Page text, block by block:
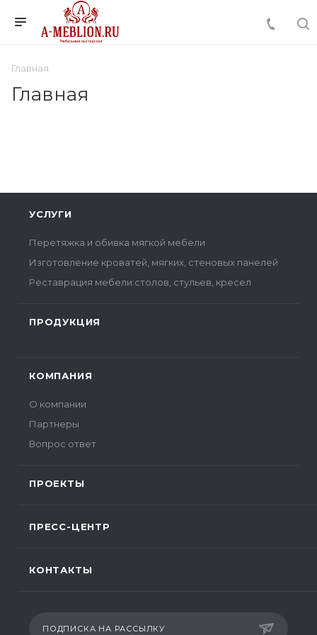
Главная
Главная
УСЛУГИ
Перетяжка и обивка мягкой мебели
Изготовление кроватей, мягких, стеновых панелей
Реставрация мебели:столов, стульев, кресел
ПРОДУКЦИЯ
КОМПАНИЯ
О компании
Партнеры
Вопрос ответ
ПРОЕКТЫ
ПРЕСС-ЦЕНТР
КОНТАКТЫ
ПОДПИСКА НА РАССЫЛКУ